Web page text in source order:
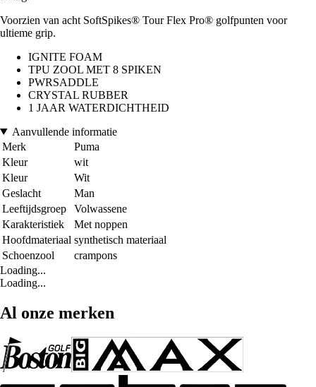
Voorzien van acht SoftSpikes® Tour Flex Pro® golfpunten voor
ultieme grip.
IGNITE FOAM
TPU ZOOL MET 8 SPIKEN
PWRSADDLE
CRYSTAL RUBBER
1 JAAR WATERDICHTHEID
Aanvullende informatie
Merk
Puma
Kleur
wit
Kleur
Wit
Geslacht
Man
Leeftijdsgroep
Volwassene
Karakteristiek
Met noppen
Hoofdmateriaal synthetisch materiaal
Schoenzool
crampons
Loading...
Loading...
Al onze merken